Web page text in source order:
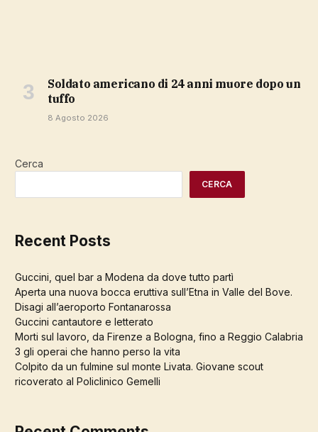
soldato americano di 24 anni muore dopo un
tuffo
8 Agosto 2026
Cerca
CERCA
Recent Posts
Guccini, quel bar a Modena da dove tutto partì
Aperta una nuova bocca eruttiva sull’Etna in Valle del Bove.
Disagi all’aeroporto Fontanarossa
Guccini cantautore e letterato
Morti sul lavoro, da Firenze a Bologna, fino a Reggio Calabria
3 gli operai che hanno perso la vita
Colpito da un fulmine sul monte Livata. Giovane scout
ricoverato al Policlinico Gemelli